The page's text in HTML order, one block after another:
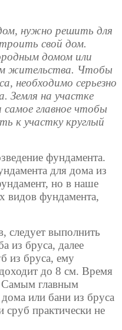
нужно решить для
свой дом.
домом или
жительства. Чтобы
необходимо серьезно
Земля на участке
главное чтобы
к участку круглый
фундамента.
для дома из
но в наше
видов фундамента,
следует выполнить
из бруса, далее
из бруса, ему
до 8 см. Время
Самым главным
дома или бани из бруса
сруб практически не